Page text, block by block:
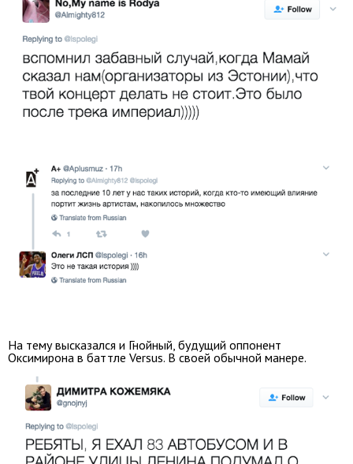
На тему высказался и Гнойный, будущий оппонент
Оксимирона в баттле Versus. В своей обычной манере.